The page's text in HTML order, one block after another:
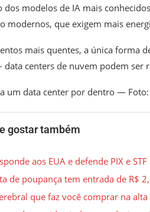
dos modelos de IA mais
modernos, que exigem mais
mais quentes, a única forma
data centers de nuvem podem
um data center por dentro — Foto:
gostar também
aos EUA e defende PIX e
de poupança tem entrada de R$
que faz você comprar na